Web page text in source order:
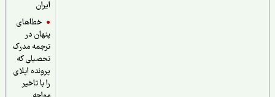
خطاهای
پنهان در
ترجمه مدرک
تحصیلی که
پرونده اپلای
را با تاخیر